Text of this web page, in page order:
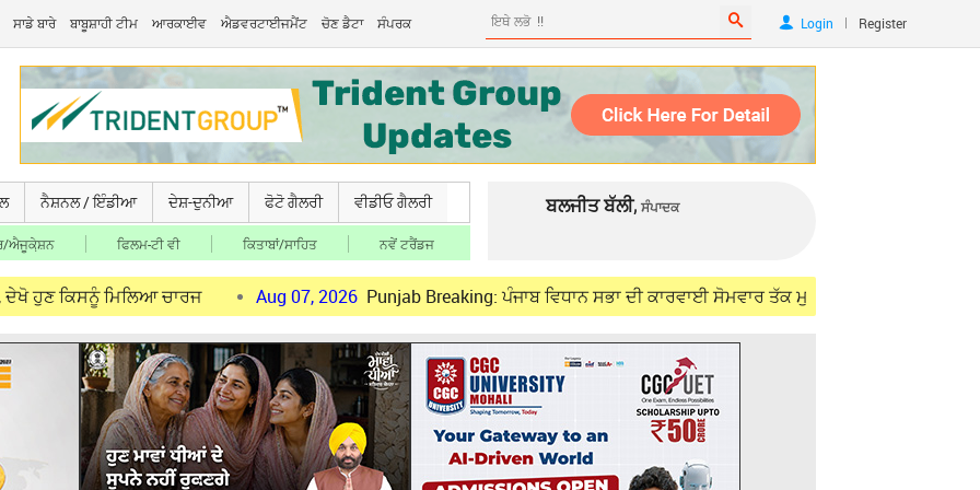
ਸਾਡੇ ਬਾਰੇ ਬਾਬੂਸ਼ਾਹੀ ਟੀਮ ਆਰਕਾਈਵ ਐਡਵਰਟਾਈਜਮੈਂਟ ਚੋਣ ਡੈਟਾ ਸੰਪਰਕ Login | Register
ਨੈਸ਼ਨਲ / ਇੰਡੀਆ ਦੇਸ਼-ਦੁਨੀਆ ਫੋਟੋ ਗੈਲਰੀ ਵੀਡੀਓ ਗੈਲਰੀ
ਐਜੂਕੇ਼ਸ਼ਨ ਫਿਲਮ-ਟੀ ਵੀ ਕਿਤਾਬਾਂ/ਸਾਹਿਤ ਨਵੇਂ ਟਰੈਂਡਜ
ਬਲਜੀਤ ਬੱਲੀ, ਸੰਪਾਦਕ
ਮਿਲਿਆ ਚਾਰਜ Aug 07, 2026 Punjab Breaking: ਪੰਜਾਬ ਵਿਧਾਨ ਸਭਾ ਦੀ ਕਾਰਵਾਈ ਸੋਮਵਾਰ ਤੱਕ ਮੁਲਤਵੀ